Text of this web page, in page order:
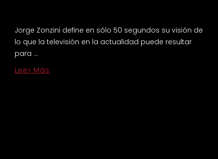
Jorge Zonzini define en sólo 50 segundos su visión de
lo que la televisión en la actualidad puede resultar
para …
Leer Más